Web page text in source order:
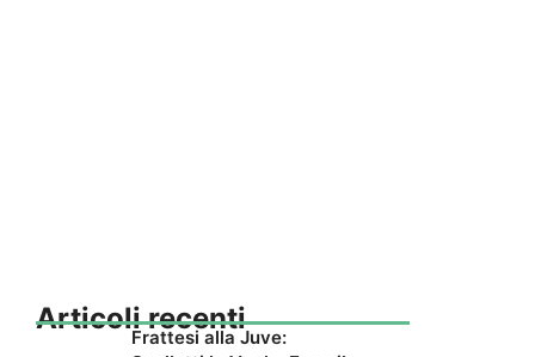
Articoli recenti
Frattesi alla Juve: